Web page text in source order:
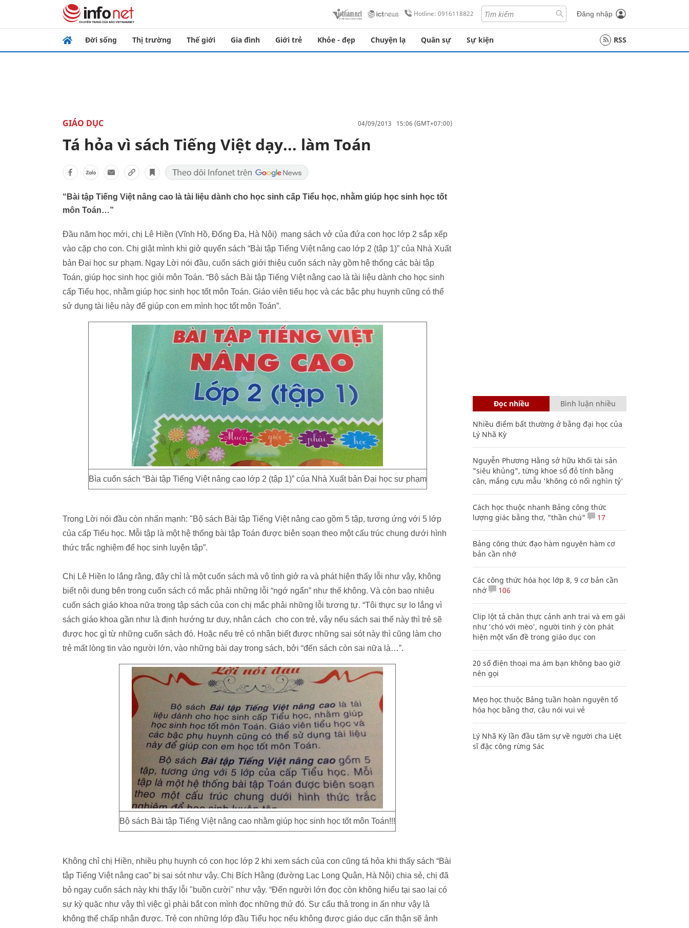
Hotline: 0916118822 Đăng nhập
Đời sống Thị trường Thế giới Gia đình Giới trẻ Khỏe - đẹp Chuyện lạ Quân sự Sự kiện RSS
GIÁO DỤC 04/09/2013 15:06 (GMT+07:00)
Tá hỏa vì sách Tiếng Việt dạy... làm Toán
“Bài tập Tiếng Việt nâng cao là tài liệu dành cho học sinh cấp Tiểu học, nhằm giúp học sinh học tốt
môn Toán…”
Đầu năm học mới, chị Lê Hiền (Vĩnh Hồ, Đống Đa, Hà Nội) mang sách vở của đứa con học lớp 2 sắp xếp
vào cặp cho con. Chị giật mình khi giở quyển sách “Bài tập Tiếng Việt nâng cao lớp 2 (tập 1)” của Nhà Xuất
bản Đại học sư phạm. Ngay Lời nói đầu, cuốn sách giới thiệu cuốn sách này gồm hệ thống các bài tập
Toán, giúp học sinh học giỏi môn Toán. “Bộ sách Bài tập Tiếng Việt nâng cao là tài liệu dành cho học sinh
cấp Tiểu học, nhằm giúp học sinh học tốt môn Toán. Giáo viên tiểu học và các bậc phụ huynh cũng có thể
sử dụng tài liệu này để giúp con em mình học tốt môn Toán”.
Bìa cuốn sách “Bài tập Tiếng Việt nâng cao lớp 2 (tập 1)” của Nhà Xuất bản Đại học sư phạm
Trong Lời nói đầu còn nhấn mạnh: "Bộ sách Bài tập Tiếng Việt nâng cao gồm 5 tập, tương ứng với 5 lớp
của cấp Tiểu học. Mỗi tập là một hệ thống bài tập Toán được biên soạn theo một cấu trúc chung dưới hình
thức trắc nghiệm để học sinh luyện tập”.
Chị Lê Hiền lo lắng rằng, đây chỉ là một cuốn sách mà vô tình giở ra và phát hiện thấy lỗi như vậy, không
biết nội dung bên trong cuốn sách có mắc phải những lỗi “ngớ ngẩn” như thế không. Và còn bao nhiêu
cuốn sách giáo khoa nữa trong tập sách của con chị mắc phải những lỗi tương tự. “Tôi thực sự lo lắng vì
sách giáo khoa gần như là định hướng tư duy, nhân cách cho con trẻ, vậy nếu sách sai thế này thì trẻ sẽ
được học gì từ những cuốn sách đó. Hoặc nếu trẻ có nhận biết được những sai sót này thì cũng làm cho
trẻ mất lòng tin vào người lớn, vào những bài dạy trong sách, bởi “đến sách còn sai nữa là…”.
Bộ sách Bài tập Tiếng Việt nâng cao nhằm giúp học sinh học tốt môn Toán!!!
Không chỉ chị Hiền, nhiều phụ huynh có con học lớp 2 khi xem sách của con cũng tá hỏa khi thấy sách “Bài
tập Tiếng Việt nâng cao” bị sai sót như vậy. Chị Bích Hằng (đường Lạc Long Quân, Hà Nội) chia sẻ, chị đã
bỏ ngay cuốn sách này khi thấy lỗi "buồn cười" như vậy. “Đến người lớn đọc còn không hiểu tại sao lại có
sự kỳ quặc như vậy thì việc gì phải bắt con mình đọc những thứ đó. Sự cẩu thả trong in ấn như vậy là
không thể chấp nhận được. Trẻ con những lớp đầu Tiểu học nếu không được giáo dục cẩn thận sẽ ảnh
Đọc nhiều Bình luận nhiều
Nhiều điểm bất thường ở bằng đại học của
Lý Nhã Kỳ
Nguyễn Phương Hằng sở hữu khối tài sản
"siêu khủng", từng khoe sổ đỏ tính bằng
cân, mắng cựu mẫu 'không có nổi nghìn tỷ'
Cách học thuộc nhanh Bảng công thức
lượng giác bằng thơ, "thần chú"
17
Bảng công thức đạo hàm nguyên hàm cơ
bản cần nhớ
Các công thức hóa học lớp 8, 9 cơ bản cần
nhớ
106
Clip lột tả chân thực cảnh anh trai và em gái
như 'chó với mèo', người tinh ý còn phát
hiện một vấn đề trong giáo dục con
20 số điện thoại ma ám bạn không bao giờ
nên gọi
Mẹo học thuộc Bảng tuần hoàn nguyên tố
hóa học bằng thơ, câu nói vui vẻ
Lý Nhã Kỳ lần đầu tâm sự về người cha Liệt
sĩ đặc công rừng Sác